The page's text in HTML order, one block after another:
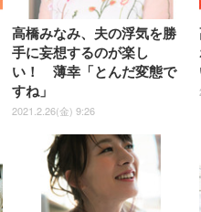
高橋みなみ、夫の浮気を勝
手に妄想するのが楽し
い！ 薄幸「とんだ変態で
すね」
2021.2.26(金) 9:26